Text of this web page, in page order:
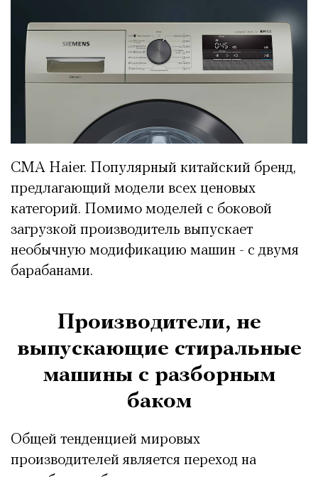
СМА Haier. Популярный китайский бренд,
предлагающий модели всех ценовых
категорий. Помимо моделей с боковой
загрузкой производитель выпускает
необычную модификацию машин - с двумя
барабанами.
Производители, не
выпускающие стиральные
машины с разборным
баком
Общей тенденцией мировых
производителей является переход на